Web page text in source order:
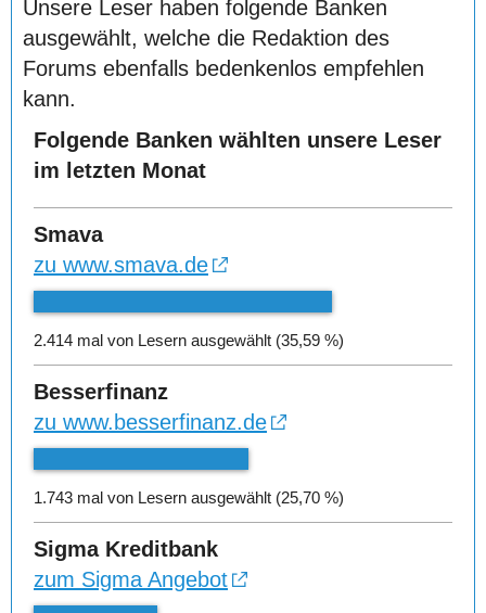
Unsere Leser haben folgende Banken
ausgewählt, welche die Redaktion des
Forums ebenfalls bedenkenlos empfehlen
kann.
Folgende Banken wählten unsere Leser
im letzten Monat
Smava
zu www.smava.de
2.414 mal von Lesern ausgewählt (35,59 %)
Besserfinanz
zu www.besserfinanz.de
1.743 mal von Lesern ausgewählt (25,70 %)
Sigma Kreditbank
zum Sigma Angebot